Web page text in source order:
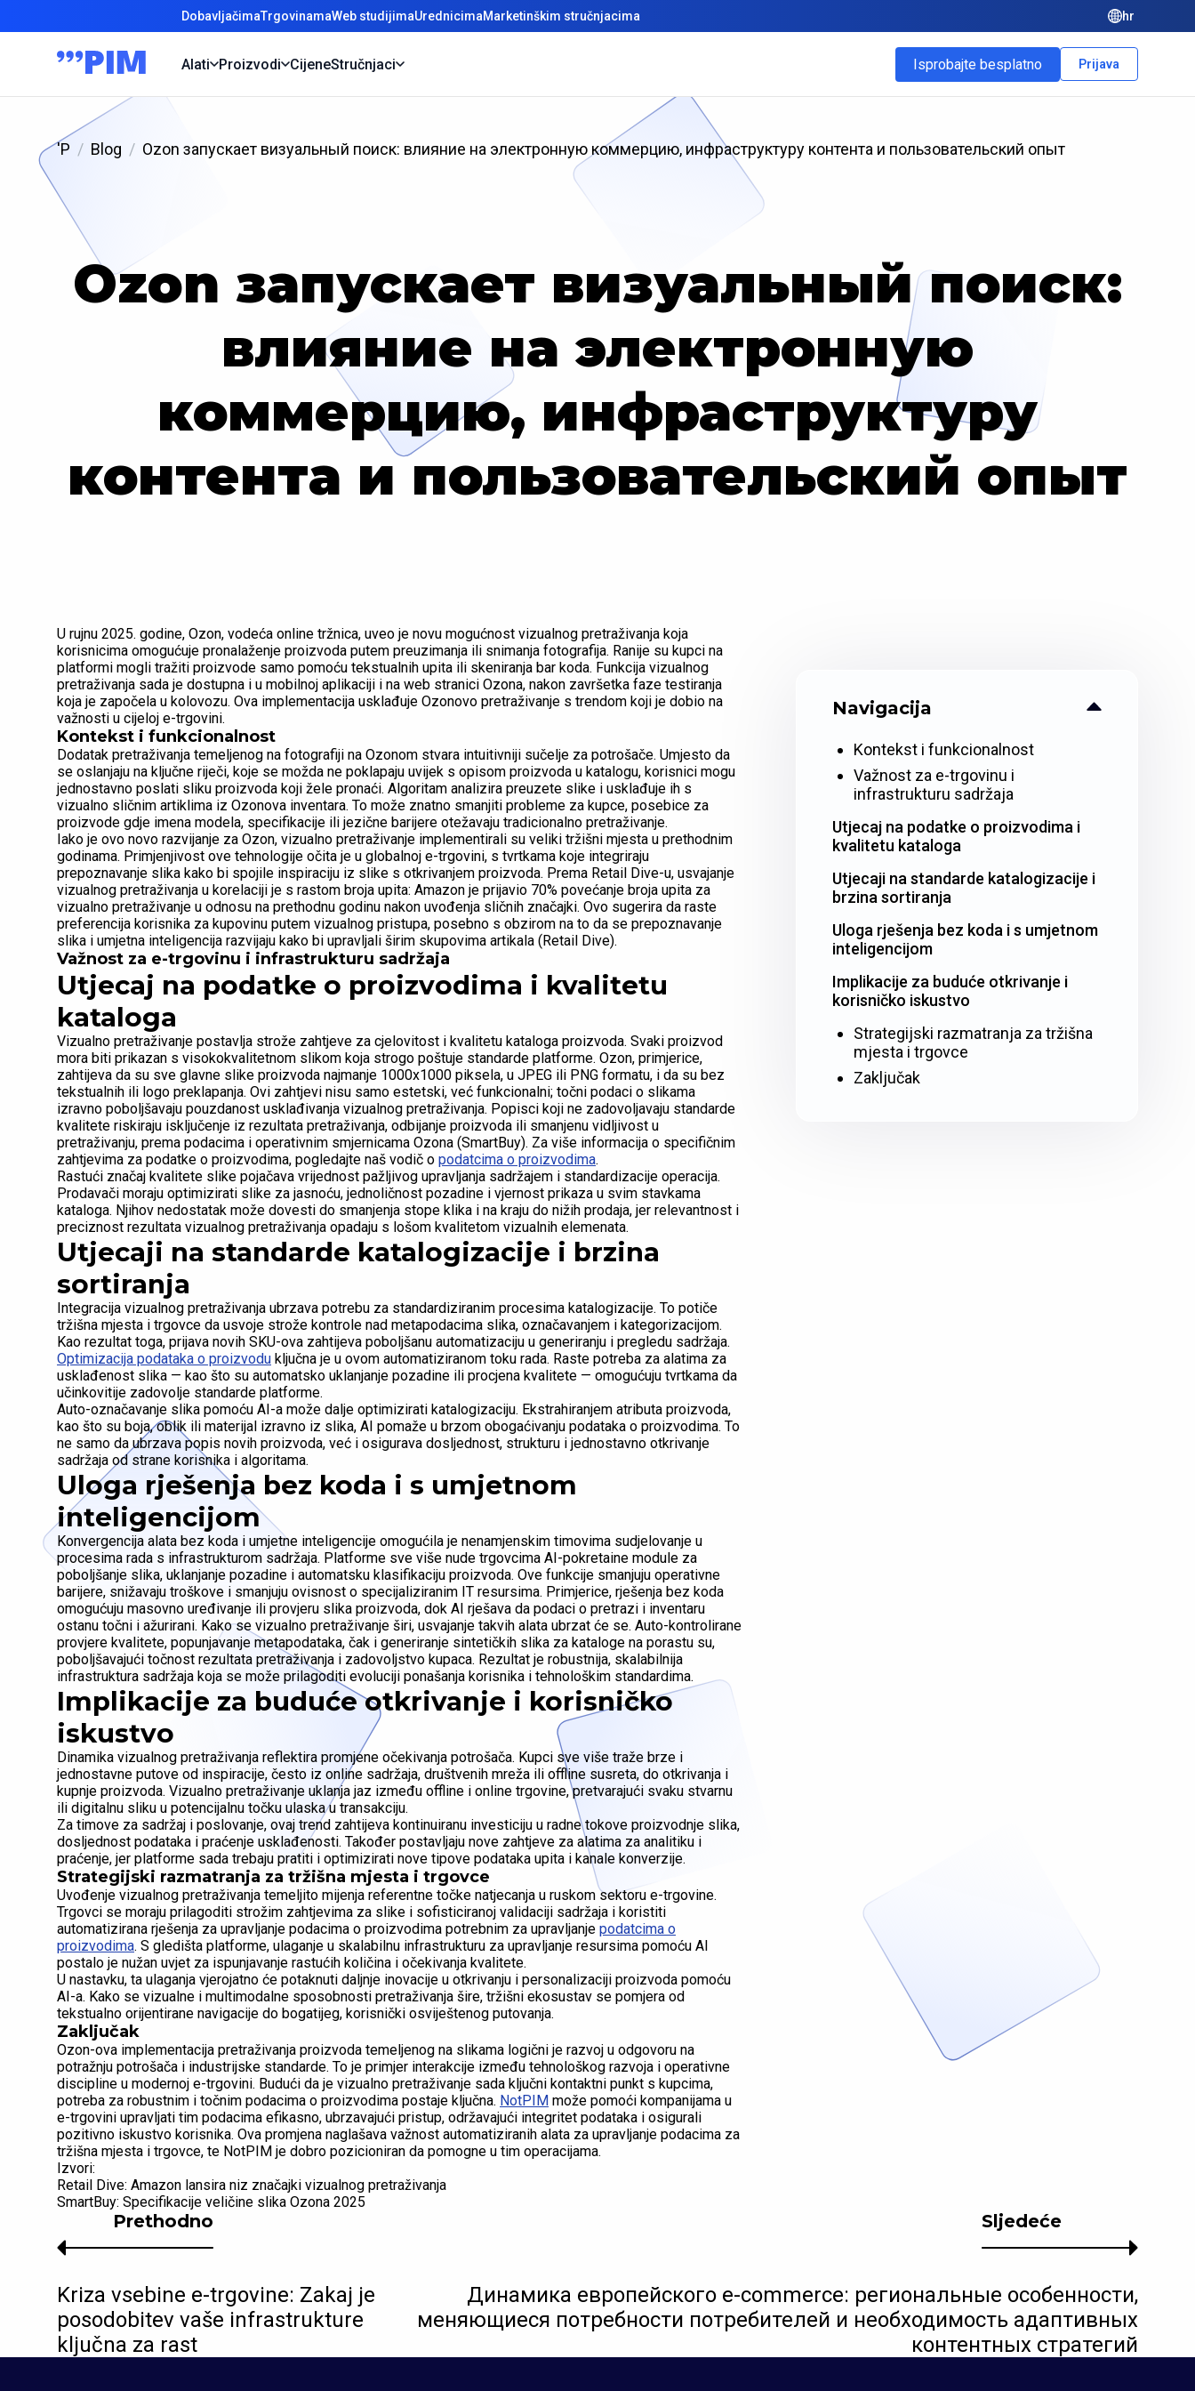
DobavljačimaTrgovinamaWeb studijimaUrednicimaMarketinškim stručnjacima hr
Alati Proizvodi CijeneStručnjaci Isprobajte besplatno Prijava
'P Blog Ozon запускает визуальный поиск: влияние на электронную коммерцию, инфраструктуру контента и пользовательский опыт
Ozon запускает визуальный поиск:
влияние на электронную
коммерцию, инфраструктуру
контента и пользовательский опыт
U rujnu 2025. godine, Ozon, vodeća online tržnica, uveo je novu mogućnost vizualnog pretraživanja koja
korisnicima omogućuje pronalaženje proizvoda putem preuzimanja ili snimanja fotografija. Ranije su kupci na
platformi mogli tražiti proizvode samo pomoću tekstualnih upita ili skeniranja bar koda. Funkcija vizualnog
pretraživanja sada je dostupna i u mobilnoj aplikaciji i na web stranici Ozona, nakon završetka faze testiranja
koja je započela u kolovozu. Ova implementacija usklađuje Ozonovo pretraživanje s trendom koji je dobio na
važnosti u cijeloj e-trgovini.
Kontekst i funkcionalnost
Dodatak pretraživanja temeljenog na fotografiji na Ozonom stvara intuitivniji sučelje za potrošače. Umjesto da
se oslanjaju na ključne riječi, koje se možda ne poklapaju uvijek s opisom proizvoda u katalogu, korisnici mogu
jednostavno poslati sliku proizvoda koji žele pronaći. Algoritam analizira preuzete slike i usklađuje ih s
vizualno sličnim artiklima iz Ozonova inventara. To može znatno smanjiti probleme za kupce, posebice za
proizvode gdje imena modela, specifikacije ili jezične barijere otežavaju tradicionalno pretraživanje.
Iako je ovo novo razvijanje za Ozon, vizualno pretraživanje implementirali su veliki tržišni mjesta u prethodnim
godinama. Primjenjivost ove tehnologije očita je u globalnoj e-trgovini, s tvrtkama koje integriraju
prepoznavanje slika kako bi spojile inspiraciju iz slike s otkrivanjem proizvoda. Prema Retail Dive-u, usvajanje
vizualnog pretraživanja u korelaciji je s rastom broja upita: Amazon je prijavio 70% povećanje broja upita za
vizualno pretraživanje u odnosu na prethodnu godinu nakon uvođenja sličnih značajki. Ovo sugerira da raste
preferencija korisnika za kupovinu putem vizualnog pristupa, posebno s obzirom na to da se prepoznavanje
slika i umjetna inteligencija razvijaju kako bi upravljali širim skupovima artikala (Retail Dive).
Važnost za e-trgovinu i infrastrukturu sadržaja
Utjecaj na podatke o proizvodima i kvalitetu
kataloga
Vizualno pretraživanje postavlja strože zahtjeve za cjelovitost i kvalitetu kataloga proizvoda. Svaki proizvod
mora biti prikazan s visokokvalitetnom slikom koja strogo poštuje standarde platforme. Ozon, primjerice,
zahtijeva da su sve glavne slike proizvoda najmanje 1000x1000 piksela, u JPEG ili PNG formatu, i da su bez
tekstualnih ili logo preklapanja. Ovi zahtjevi nisu samo estetski, već funkcionalni; točni podaci o slikama
izravno poboljšavaju pouzdanost usklađivanja vizualnog pretraživanja. Popisci koji ne zadovoljavaju standarde
kvalitete riskiraju isključenje iz rezultata pretraživanja, odbijanje proizvoda ili smanjenu vidljivost u
pretraživanju, prema podacima i operativnim smjernicama Ozona (SmartBuy). Za više informacija o specifičnim
zahtjevima za podatke o proizvodima, pogledajte naš vodič o podatcima o proizvodima.
Rastući značaj kvalitete slike pojačava vrijednost pažljivog upravljanja sadržajem i standardizacije operacija.
Prodavači moraju optimizirati slike za jasnoću, jednoličnost pozadine i vjernost prikaza u svim stavkama
kataloga. Njihov nedostatak može dovesti do smanjenja stope klika i na kraju do nižih prodaja, jer relevantnost i
preciznost rezultata vizualnog pretraživanja opadaju s lošom kvalitetom vizualnih elemenata.
Utjecaji na standarde katalogizacije i brzina
sortiranja
Integracija vizualnog pretraživanja ubrzava potrebu za standardiziranim procesima katalogizacije. To potiče
tržišna mjesta i trgovce da usvoje strože kontrole nad metapodacima slika, označavanjem i kategorizacijom.
Kao rezultat toga, prijava novih SKU-ova zahtijeva poboljšanu automatizaciju u generiranju i pregledu sadržaja.
Optimizacija podataka o proizvodu ključna je u ovom automatiziranom toku rada. Raste potreba za alatima za
usklađenost slika — kao što su automatsko uklanjanje pozadine ili procjena kvalitete — omogućuju tvrtkama da
učinkovitije zadovolje standarde platforme.
Auto-označavanje slika pomoću AI-a može dalje optimizirati katalogizaciju. Ekstrahiranjem atributa proizvoda,
kao što su boja, oblik ili materijal izravno iz slika, AI pomaže u brzom obogaćivanju podataka o proizvodima. To
ne samo da ubrzava popis novih proizvoda, već i osigurava dosljednost, strukturu i jednostavno otkrivanje
sadržaja od strane korisnika i algoritama.
Uloga rješenja bez koda i s umjetnom
inteligencijom
Konvergencija alata bez koda i umjetne inteligencije omogućila je nenamjenskim timovima sudjelovanje u
procesima rada s infrastrukturom sadržaja. Platforme sve više nude trgovcima AI-pokretaine module za
poboljšanje slika, uklanjanje pozadine i automatsku klasifikaciju proizvoda. Ove funkcije smanjuju operativne
barijere, snižavaju troškove i smanjuju ovisnost o specijaliziranim IT resursima. Primjerice, rješenja bez koda
omogućuju masovno uređivanje ili provjeru slika proizvoda, dok AI rješava da podaci o pretrazi i inventaru
ostanu točni i ažurirani. Kako se vizualno pretraživanje širi, usvajanje takvih alata ubrzat će se. Auto-kontrolirane
provjere kvalitete, popunjavanje metapodataka, čak i generiranje sintetičkih slika za kataloge na porastu su,
poboljšavajući točnost rezultata pretraživanja i zadovoljstvo kupaca. Rezultat je robustnija, skalabilnija
infrastruktura sadržaja koja se može prilagoditi evoluciji ponašanja korisnika i tehnološkim standardima.
Implikacije za buduće otkrivanje i korisničko
iskustvo
Dinamika vizualnog pretraživanja reflektira promjene očekivanja potrošača. Kupci sve više traže brze i
jednostavne putove od inspiracije, često iz online sadržaja, društvenih mreža ili offline susreta, do otkrivanja i
kupnje proizvoda. Vizualno pretraživanje uklanja jaz između offline i online trgovine, pretvarajući svaku stvarnu
ili digitalnu sliku u potencijalnu točku ulaska u transakciju.
Za timove za sadržaj i poslovanje, ovaj trend zahtijeva kontinuiranu investiciju u radne tokove proizvodnje slika,
dosljednost podataka i praćenje usklađenosti. Također postavljaju nove zahtjeve za alatima za analitiku i
praćenje, jer platforme sada trebaju pratiti i optimizirati nove tipove podataka upita i kanale konverzije.
Strategijski razmatranja za tržišna mjesta i trgovce
Uvođenje vizualnog pretraživanja temeljito mijenja referentne točke natjecanja u ruskom sektoru e-trgovine.
Trgovci se moraju prilagoditi strožim zahtjevima za slike i sofisticiranoj validaciji sadržaja i koristiti
automatizirana rješenja za upravljanje podacima o proizvodima potrebnim za upravljanje podatcima o
proizvodima. S gledišta platforme, ulaganje u skalabilnu infrastrukturu za upravljanje resursima pomoću AI
postalo je nužan uvjet za ispunjavanje rastućih količina i očekivanja kvalitete.
U nastavku, ta ulaganja vjerojatno će potaknuti daljnje inovacije u otkrivanju i personalizaciji proizvoda pomoću
AI-a. Kako se vizualne i multimodalne sposobnosti pretraživanja šire, tržišni ekosustav se pomjera od
tekstualno orijentirane navigacije do bogatijeg, korisnički osviještenog putovanja.
Zaključak
Ozon-ova implementacija pretraživanja proizvoda temeljenog na slikama logični je razvoj u odgovoru na
potražnju potrošača i industrijske standarde. To je primjer interakcije između tehnološkog razvoja i operativne
discipline u modernoj e-trgovini. Budući da je vizualno pretraživanje sada ključni kontaktni punkt s kupcima,
potreba za robustnim i točnim podacima o proizvodima postaje ključna. NotPIM može pomoći kompanijama u
e-trgovini upravljati tim podacima efikasno, ubrzavajući pristup, održavajući integritet podataka i osigurali
pozitivno iskustvo korisnika. Ova promjena naglašava važnost automatiziranih alata za upravljanje podacima za
tržišna mjesta i trgovce, te NotPIM je dobro pozicioniran da pomogne u tim operacijama.
Izvori:
Retail Dive: Amazon lansira niz značajki vizualnog pretraživanja
SmartBuy: Specifikacije veličine slika Ozona 2025
Navigacija
Kontekst i funkcionalnost
Važnost za e-trgovinu i
infrastrukturu sadržaja
Utjecaj na podatke o proizvodima i
kvalitetu kataloga
Utjecaji na standarde katalogizacije i
brzina sortiranja
Uloga rješenja bez koda i s umjetnom
inteligencijom
Implikacije za buduće otkrivanje i
korisničko iskustvo
Strategijski razmatranja za tržišna
mjesta i trgovce
Zaključak
Sljedeće
Динамика европейского e-commerce: региональные особенности,
меняющиеся потребности потребителей и необходимость адаптивных
контентных стратегий
Prethodno
Kriza vsebine e-trgovine: Zakaj je
posodobitev vaše infrastrukture
ključna za rast